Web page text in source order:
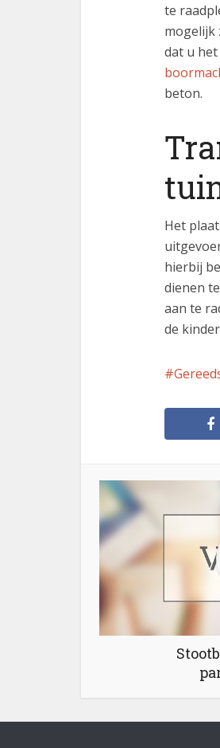
te
mogelijk
dat u
beton.
Het
hierbij
dienen
aan te
de